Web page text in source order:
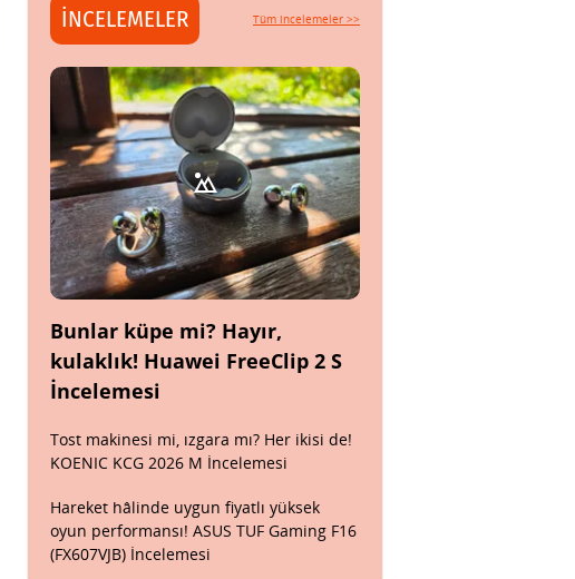
İNCELEMELER Tüm incelemeler >>
Bunlar küpe mi? Hayır,
kulaklık! Huawei FreeClip 2 S
İncelemesi
Tost makinesi mi, ızgara mı? Her ikisi de!
KOENIC KCG 2026 M İncelemesi
Hareket hâlinde uygun fiyatlı yüksek
oyun performansı! ASUS TUF Gaming F16
(FX607VJB) İncelemesi